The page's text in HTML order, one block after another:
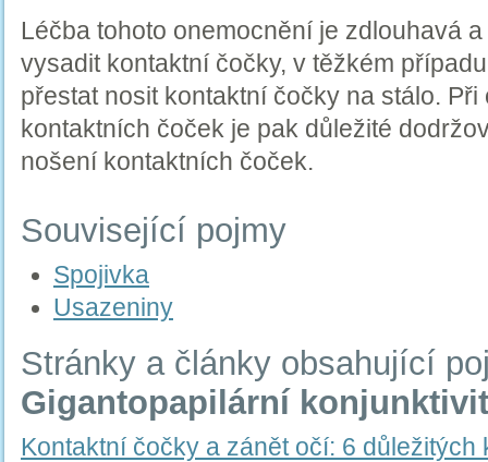
Léčba tohoto onemocnění je zdlouhavá
vysadit kontaktní čočky, v těžkém
přestat nosit kontaktní čočky na stálo.
kontaktních čoček je pak důležité
nošení kontaktních čoček.
Související pojmy
Spojivka
Usazeniny
Stránky a články obsahující
Gigantopapilární
Kontaktní čočky a zánět očí: 6